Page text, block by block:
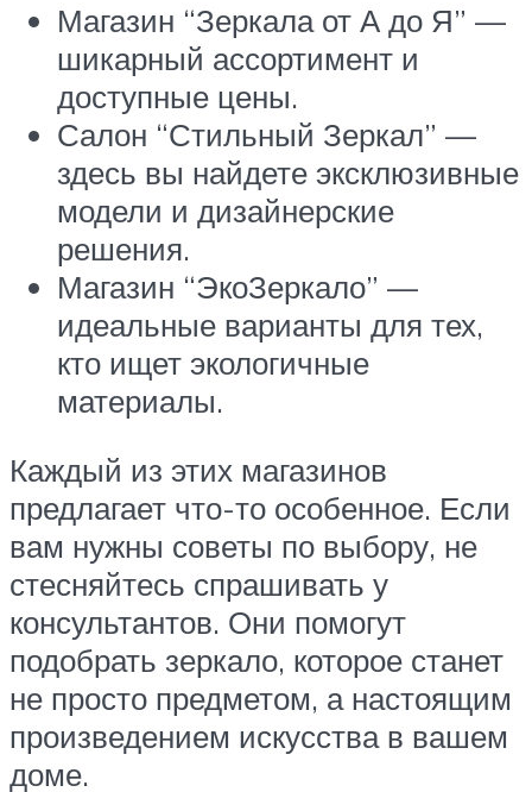
Магазин “Зеркала от А до Я” —
шикарный ассортимент и
доступные цены.
Салон “Стильный Зеркал” —
здесь вы найдете эксклюзивные
модели и дизайнерские
решения.
Магазин “ЭкоЗеркало” —
идеальные варианты для тех,
кто ищет экологичные
материалы.
Каждый из этих магазинов
предлагает что-то особенное. Если
вам нужны советы по выбору, не
стесняйтесь спрашивать у
консультантов. Они помогут
подобрать зеркало, которое станет
не просто предметом, а настоящим
произведением искусства в вашем
доме.